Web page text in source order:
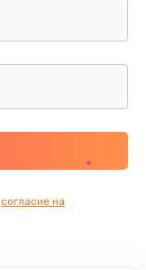
согласие на